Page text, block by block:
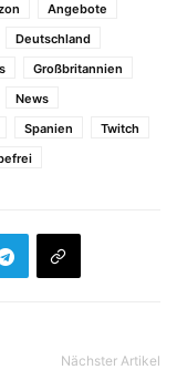
Angebote
Deutschland
Großbritannien
News
Spanien
Twitch
Nächster Artikel